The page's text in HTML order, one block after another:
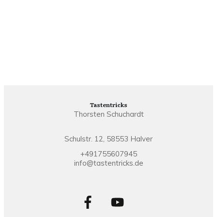
Tastentricks
Thorsten Schuchardt
Schulstr. 12, 58553 Halver
+491755607945
info@tastentricks.de